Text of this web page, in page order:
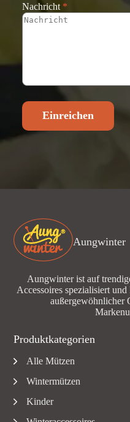
Nachricht *
Einreichen
Aungwinter
Aungwinter ist auf
Accessoires spezialisiert
außergewöhnlicher
Produktkategorien
Alle Mützen
Wintermützen
Kinder